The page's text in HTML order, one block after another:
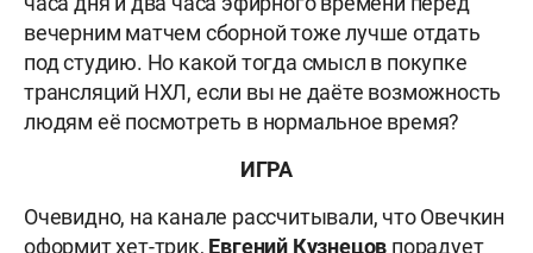
вечерним матчем сборной тоже лучше отдать
под студию. Но какой тогда смысл в покупке
трансляций НХЛ, если вы не даёте возможность
людям её посмотреть в нормальное время?
ИГРА
Очевидно, на канале рассчитывали, что Овечкин
оформит хет-трик, Евгений Кузнецов порадует